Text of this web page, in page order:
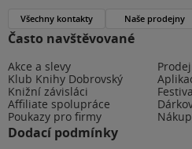
Často navštěvované
Akce a slevy
Klub Knihy Dobrovský
Knižní závisláci
Affiliate spolupráce
Poukazy pro firmy
Dodací podmínky
Všechny kontakty Naše prodejny